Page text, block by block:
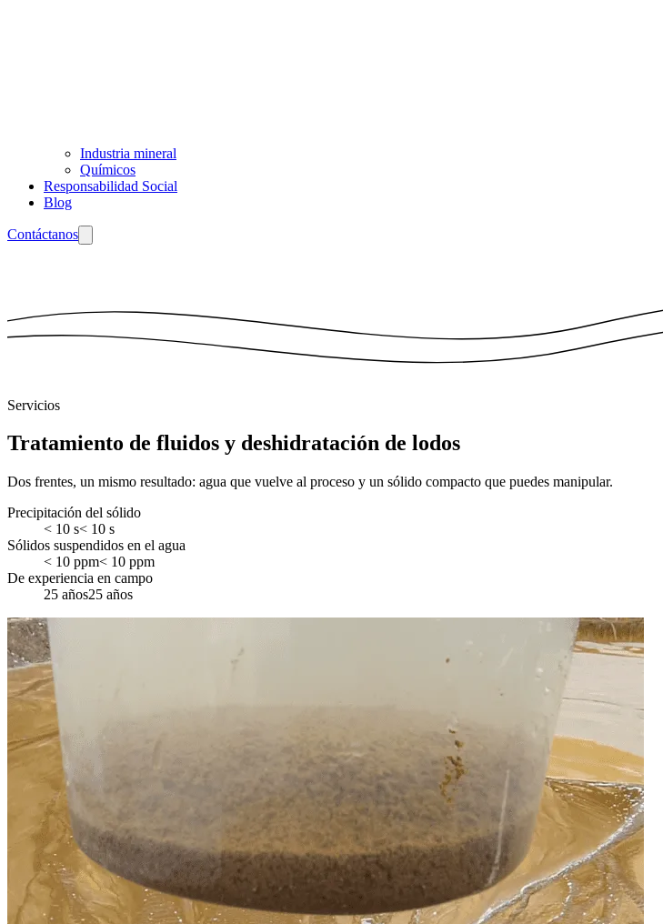
Industria mineral
Químicos
Responsabilidad Social
Blog
Contáctanos
Servicios
Tratamiento de fluidos y deshidratación de lodos
Dos frentes, un mismo resultado: agua que vuelve al proceso y un sólido compacto que puedes manipular.
Precipitación del sólido
<
s< 10 s
Sólidos suspendidos en el agua
<
ppm< 10 ppm
De experiencia en campo
años25 años